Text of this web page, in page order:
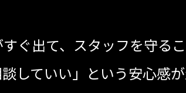
ぐ出て、スタッフを守る
していい」という安心感が